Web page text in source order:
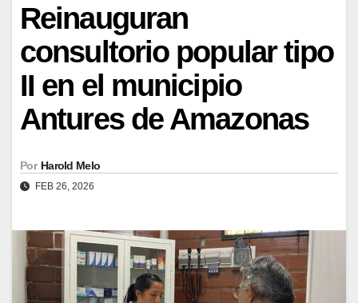
Reinauguran
consultorio popular tipo
II en el municipio
Antures de Amazonas
Por Harold Melo
FEB 26, 2026